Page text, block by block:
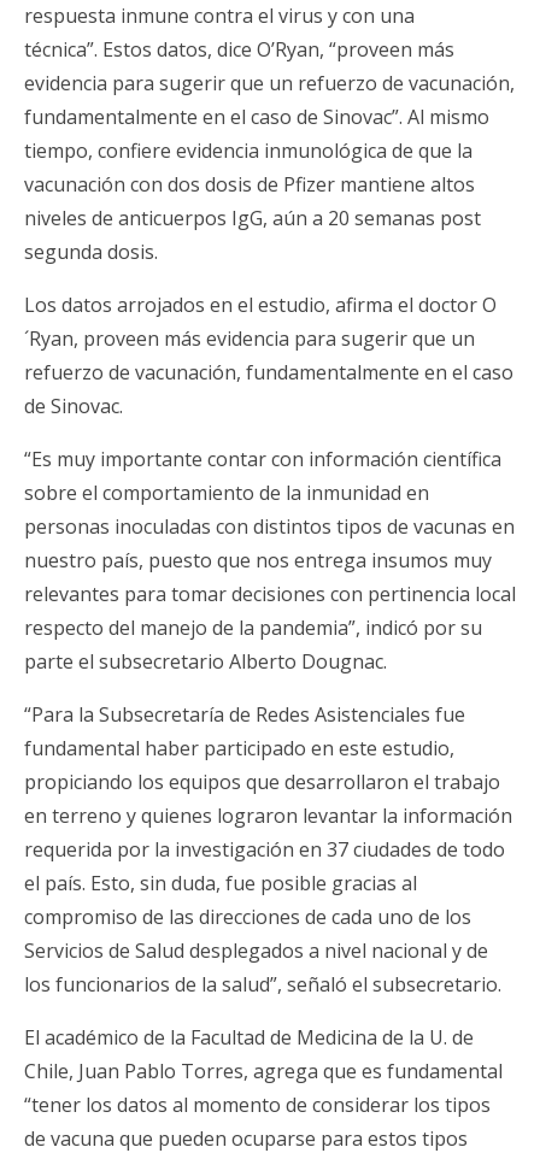
respuesta inmune contra el virus y con una
técnica”. Estos datos, dice O’Ryan, “proveen más
evidencia para sugerir que un refuerzo de vacunación,
fundamentalmente en el caso de Sinovac”. Al mismo
tiempo, confiere evidencia inmunológica de que la
vacunación con dos dosis de Pfizer mantiene altos
niveles de anticuerpos IgG, aún a 20 semanas post
segunda dosis.
Los datos arrojados en el estudio, afirma el doctor O
´Ryan, proveen más evidencia para sugerir que un
refuerzo de vacunación, fundamentalmente en el caso
de Sinovac.
“Es muy importante contar con información científica
sobre el comportamiento de la inmunidad en
personas inoculadas con distintos tipos de vacunas en
nuestro país, puesto que nos entrega insumos muy
relevantes para tomar decisiones con pertinencia local
respecto del manejo de la pandemia”, indicó por su
parte el subsecretario Alberto Dougnac.
“Para la Subsecretaría de Redes Asistenciales fue
fundamental haber participado en este estudio,
propiciando los equipos que desarrollaron el trabajo
en terreno y quienes lograron levantar la información
requerida por la investigación en 37 ciudades de todo
el país. Esto, sin duda, fue posible gracias al
compromiso de las direcciones de cada uno de los
Servicios de Salud desplegados a nivel nacional y de
los funcionarios de la salud”, señaló el subsecretario.
El académico de la Facultad de Medicina de la U. de
Chile, Juan Pablo Torres, agrega que es fundamental
“tener los datos al momento de considerar los tipos
de vacuna que pueden ocuparse para estos tipos